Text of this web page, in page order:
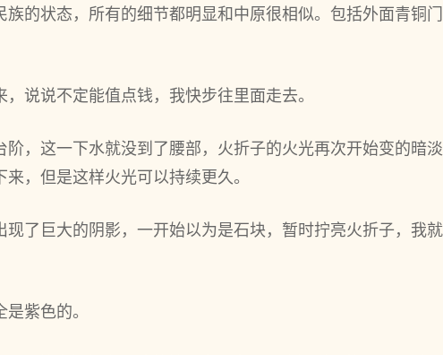
族的状态，所有的细节都明显和中原很相似。包括外面青铜
说说不定能值点钱，我快步往里面走去。
阶，这一下水就没到了腰部，火折子的火光再次开始变的暗
，但是这样火光可以持续更久。
现了巨大的阴影，一开始以为是石块，暂时拧亮火折子，我
紫色的。